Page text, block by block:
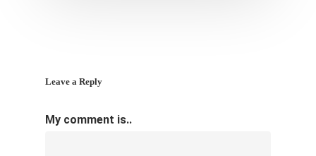
Leave a Reply
My comment is..